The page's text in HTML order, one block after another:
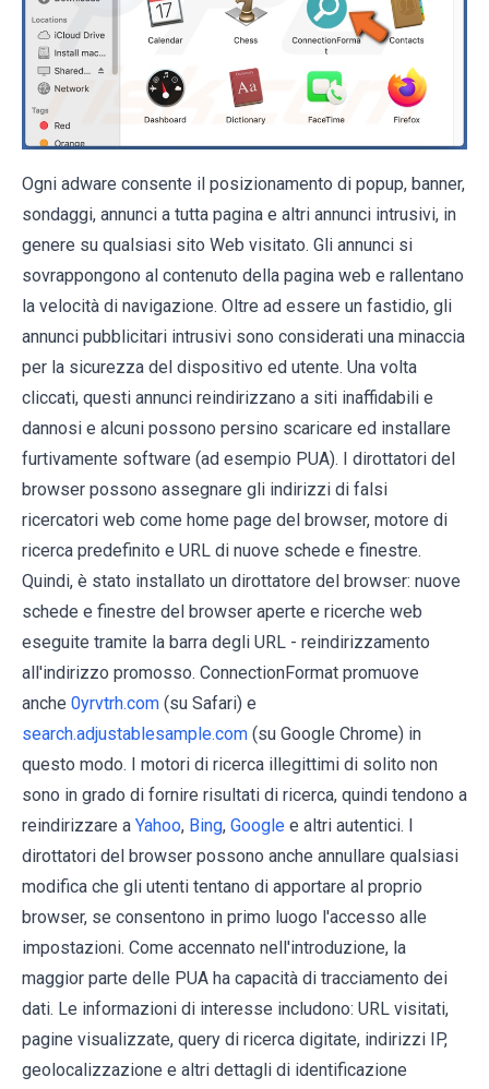
Ogni adware consente il posizionamento di popup, banner,
sondaggi, annunci a tutta pagina e altri annunci intrusivi, in
genere su qualsiasi sito Web visitato. Gli annunci si
sovrappongono al contenuto della pagina web e rallentano
la velocità di navigazione. Oltre ad essere un fastidio, gli
annunci pubblicitari intrusivi sono considerati una minaccia
per la sicurezza del dispositivo ed utente. Una volta
cliccati, questi annunci reindirizzano a siti inaffidabili e
dannosi e alcuni possono persino scaricare ed installare
furtivamente software (ad esempio PUA). I dirottatori del
browser possono assegnare gli indirizzi di falsi
ricercatori web come home page del browser, motore di
ricerca predefinito e URL di nuove schede e finestre.
Quindi, è stato installato un dirottatore del browser: nuove
schede e finestre del browser aperte e ricerche web
eseguite tramite la barra degli URL - reindirizzamento
all'indirizzo promosso. ConnectionFormat promuove
anche 0yrvtrh.com (su Safari) e
search.adjustablesample.com (su Google Chrome) in
questo modo. I motori di ricerca illegittimi di solito non
sono in grado di fornire risultati di ricerca, quindi tendono a
reindirizzare a Yahoo, Bing, Google e altri autentici. I
dirottatori del browser possono anche annullare qualsiasi
modifica che gli utenti tentano di apportare al proprio
browser, se consentono in primo luogo l'accesso alle
impostazioni. Come accennato nell'introduzione, la
maggior parte delle PUA ha capacità di tracciamento dei
dati. Le informazioni di interesse includono: URL visitati,
pagine visualizzate, query di ricerca digitate, indirizzi IP,
geolocalizzazione e altri dettagli di identificazione